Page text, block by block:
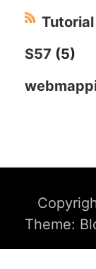
Tutorial
S57 (5)
Theme: